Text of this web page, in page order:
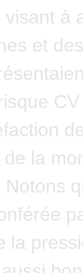
à
et
la
la